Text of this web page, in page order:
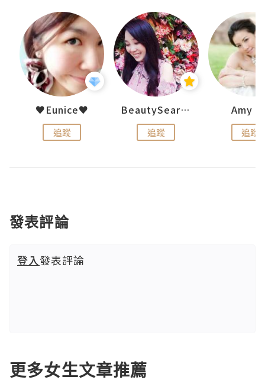
♥Eunice♥
追蹤
BeautySearch
追蹤
Amy
追蹤
發表評論
登入發表評論
更多女生文章推薦